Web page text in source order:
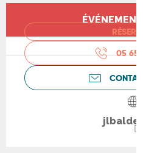
Ouverture et
05 65